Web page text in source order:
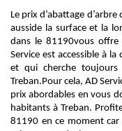
Le prix d’abattage
ausside la surface et la
dans le 81190vous
Service est accessible à
et qui cherche toujours
Treban.Pour cela, AD
prix abordables en vous
habitants à Treban.
81190 en ce moment